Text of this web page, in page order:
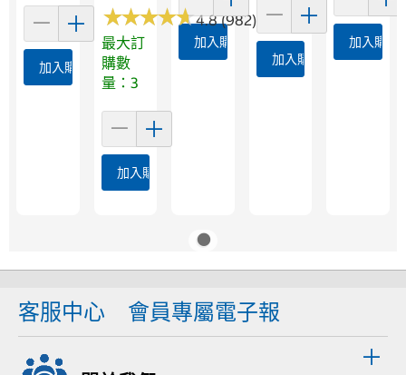
加入購物車
★★★★★
★★★★★4.8 (982)
最大訂
購數
量：3
加入購物車
加入購物車
加入購物車
加入購物
客服中心 會員專屬電子報